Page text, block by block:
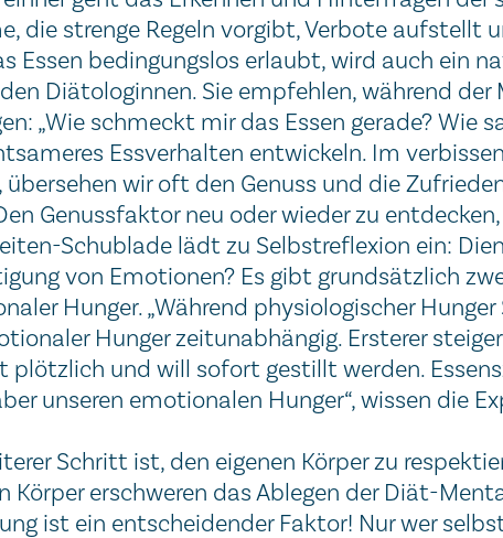
die strenge Regeln vorgibt, Verbote aufstellt
Essen bedingungslos erlaubt, wird auch ein
Diätologinnen. Sie empfehlen, während
„Wie schmeckt mir das Essen gerade? Wie
Essverhalten entwickeln. Im
übersehen wir oft den Genuss und die
Genussfaktor neu oder wieder zu
Schublade lädt zu Selbstreflexion ein:
von Emotionen? Es gibt grundsätzlich
Hunger. „Während physiologischer
Hunger zeitunabhängig. Ersterer
plötzlich und will sofort gestillt werden.
unseren emotionalen Hunger“, wissen die
Schritt ist, den eigenen Körper zu
Körper erschweren das Ablegen der Diät-
ist ein entscheidender Faktor! Nur wer